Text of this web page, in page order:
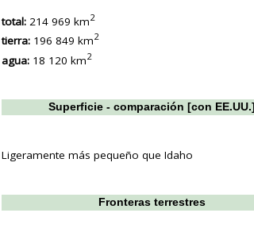
total: 214 969 km2
tierra: 196 849 km2
agua: 18 120 km2
Superficie - comparación [con EE.UU.]
Ligeramente más pequeño que Idaho
Fronteras terrestres